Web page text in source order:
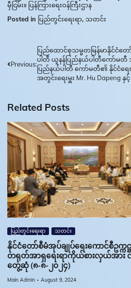
မှီငြမ်း။ ပြန်ကြားရေးဝန်ကြီးဌာန
Posted in ပြည်တွင်းရေးရာ, သတင်း
navigation
Previous:
ပြည်ထောင်စုသမ္မတမြန်မာနိုင်
ပါတီ ယူနန်ပြည်နယ်ပါတီကော်မတီ
ပြည်နယ်ပါတီ ကော်မတီ၏ နိုင်ငံရေး
အတွင်းရေးမှူး Mr. Hu Dapeng
Related Posts
ပြည်တွင်းရေးရာ သတင်း
နိုင်ငံတော်စီမံအုပ်ချုပ်ရေးကောင်စီဥက္ကဋ္ဌ
တရုတ်အာရှရေးရာကိုယ်စားလှယ်အား
တွေ့ဆုံ (၈-၈-၂၀၂၄)
Main Admin August 9, 2024